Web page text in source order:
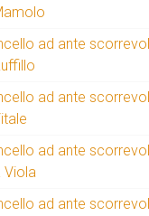
ad ante
ad ante
ad ante
Viola
ad ante